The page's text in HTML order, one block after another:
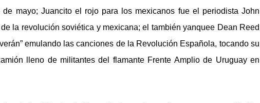
de mayo; Juancito el rojo para los mexicanos fue el periodista John
la revolución soviética y mexicana; el también yanquee Dean Reed
emulando las canciones de la Revolución Española, tocando su
lleno de militantes del flamante Frente Amplio de Uruguay en